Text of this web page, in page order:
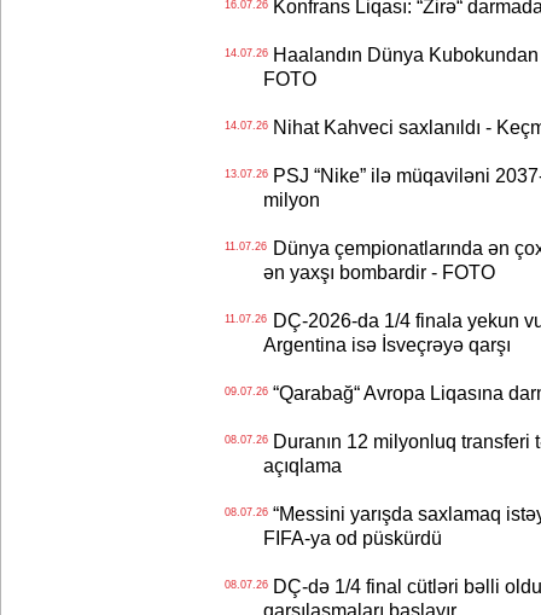
16.07.26Konfrans Liqası: “Zirə“
14.07.26Haalandın Dünya Kubokundan
FOTO
14.07.26Nihat Kahveci saxlanıldı -
13.07.26PSJ “Nike” ilə müqaviləni
milyon
11.07.26Dünya çempionatlarında ən
ən yaxşı bombardir - FOTO
11.07.26DÇ-2026-da 1/4 finala yekun
Argentina isə İsveçrəyə qarşı
09.07.26“Qarabağ“ Avropa Liqasına
08.07.26Duranın 12 milyonluq transferi
açıqlama
08.07.26“Messini yarışda saxlamaq
FIFA-ya od püskürdü
08.07.26DÇ-də 1/4 final cütləri bəlli
qarşılaşmaları başlayır